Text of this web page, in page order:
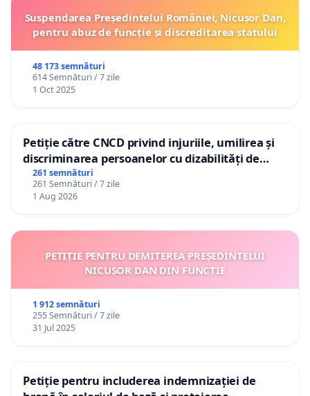
Suspendarea Președintelui României, Nicușor Dan,
pentru abuz de funcție și discreditarea statului
48 173 semnături
614 Semnături / 7 zile
1 Oct 2025
Petiție către CNCD privind injuriile, umilirea și
discriminarea persoanelor cu dizabilități de
către utilizatorul TikTok „Gorici”
261 semnături
261 Semnături / 7 zile
1 Aug 2026
PETIȚIE PENTRU DEMITEREA PREȘEDINTELUI
NICUȘOR DAN DIN FUNCȚIE
1 912 semnături
255 Semnături / 7 zile
31 Jul 2025
Petiție pentru includerea indemnizației de